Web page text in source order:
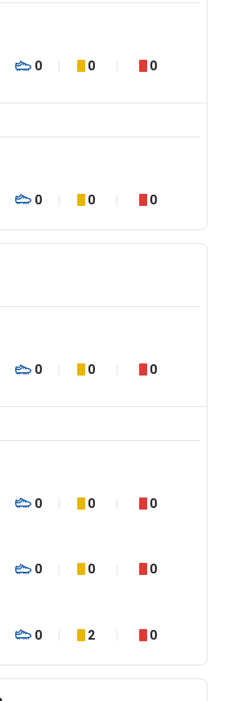
0 0 0
0 0 0
0 0 0
0 0 0
0 0 0
0 2 0